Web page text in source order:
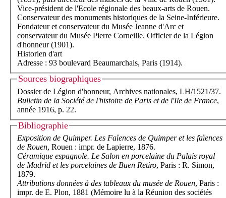
Vice-président de l'Ecole régionale des beaux-arts de Rouen.
Conservateur des monuments historiques de la Seine-Inférieure.
Fondateur et conservateur du Musée Jeanne d'Arc et
conservateur du Musée Pierre Corneille. Officier de la Légion
d'honneur (1901).
Historien d'art
Adresse : 93 boulevard Beaumarchais, Paris (1914).
Sources biographiques
Dossier de Légion d'honneur, Archives nationales, LH/1521/37.
Bulletin de la Société de l'histoire de Paris et de l'Ile de France,
année 1916, p. 22.
Bibliographie
Exposition de Quimper. Les Faïences de Quimper et les faïences
de Rouen, Rouen : impr. de Lapierre, 1876.
Céramique espagnole. Le Salon en porcelaine du Palais royal
de Madrid et les porcelaines de Buen Retiro, Paris : R. Simon,
1879.
Attributions données à des tableaux du musée de Rouen, Paris :
impr. de E. Plon, 1881 (Mémoire lu à la Réunion des sociétés